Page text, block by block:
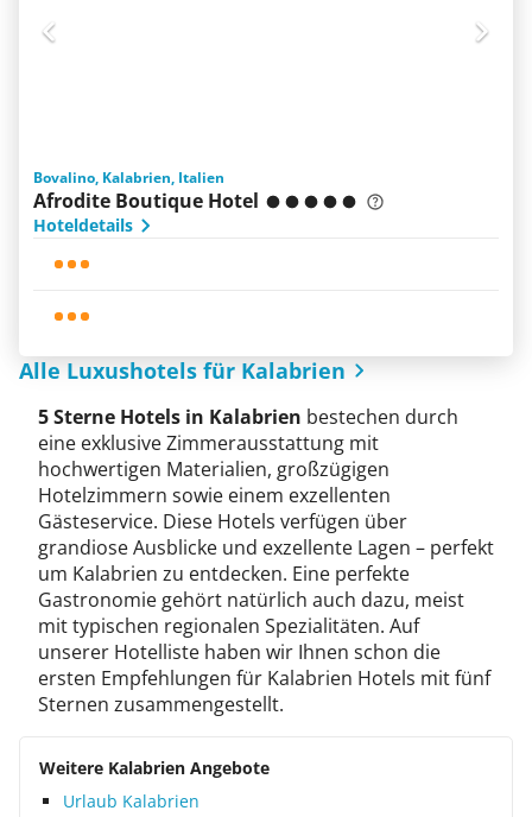
Bovalino, Kalabrien, Italien
Afrodite Boutique Hotel
Hoteldetails
Alle Luxushotels für Kalabrien
5 Sterne Hotels in Kalabrien bestechen durch
eine exklusive Zimmerausstattung mit
hochwertigen Materialien, großzügigen
Hotelzimmern sowie einem exzellenten
Gästeservice. Diese Hotels verfügen über
grandiose Ausblicke und exzellente Lagen – perfekt
um Kalabrien zu entdecken. Eine perfekte
Gastronomie gehört natürlich auch dazu, meist
mit typischen regionalen Spezialitäten. Auf
unserer Hotelliste haben wir Ihnen schon die
ersten Empfehlungen für Kalabrien Hotels mit fünf
Sternen zusammengestellt.
Weitere Kalabrien Angebote
Urlaub Kalabrien